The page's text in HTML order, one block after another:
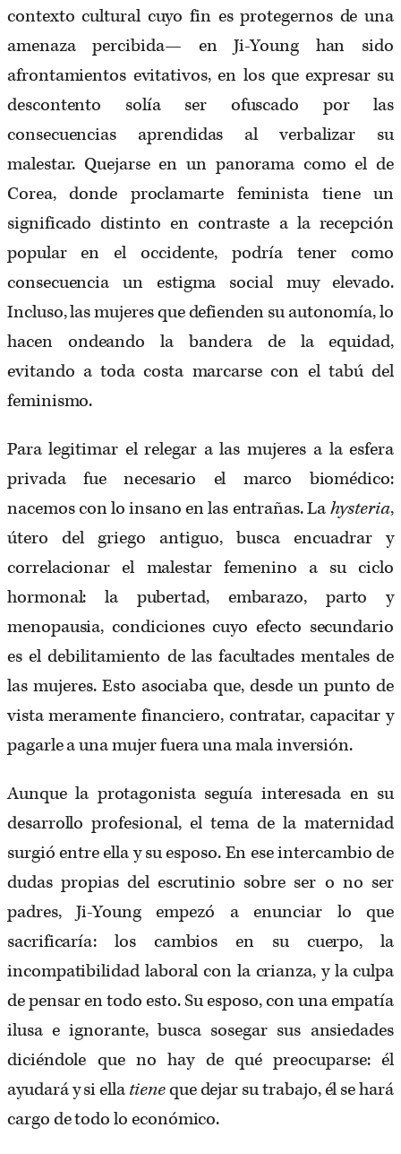
contexto cultural cuyo fin es protegernos de una
amenaza percibida— en Ji-Young han sido
afrontamientos evitativos, en los que expresar su
descontento solía ser ofuscado por las
consecuencias aprendidas al verbalizar su
malestar. Quejarse en un panorama como el de
Corea, donde proclamarte feminista tiene un
significado distinto en contraste a la recepción
popular en el occidente, podría tener como
consecuencia un estigma social muy elevado.
Incluso, las mujeres que defienden su autonomía, lo
hacen ondeando la bandera de la equidad,
evitando a toda costa marcarse con el tabú del
feminismo.
Para legitimar el relegar a las mujeres a la esfera
privada fue necesario el marco biomédico:
nacemos con lo insano en las entrañas. Lahysteria,
útero del griego antiguo, busca encuadrar y
correlacionar el malestar femenino a su ciclo
hormonal: la pubertad, embarazo, parto y
menopausia, condiciones cuyo efecto secundario
es el debilitamiento de las facultades mentales de
las mujeres. Esto asociaba que, desde un punto de
vista meramente financiero, contratar, capacitar y
pagarle a una mujer fuera una mala inversión.
Aunque la protagonista seguía interesada en su
desarrollo profesional, el tema de la maternidad
surgió entre ella y su esposo. En ese intercambio de
dudas propias del escrutinio sobre ser o no ser
padres, Ji-Young empezó a enunciar lo que
sacrificaría: los cambios en su cuerpo, la
incompatibilidad laboral con la crianza, y la culpa
de pensar en todo esto. Su esposo, con una empatía
ilusa e ignorante, busca sosegar sus ansiedades
diciéndole que no hay de qué preocuparse: él
ayudará y si ellatieneque dejar su trabajo, él se hará
cargo de todo lo económico.